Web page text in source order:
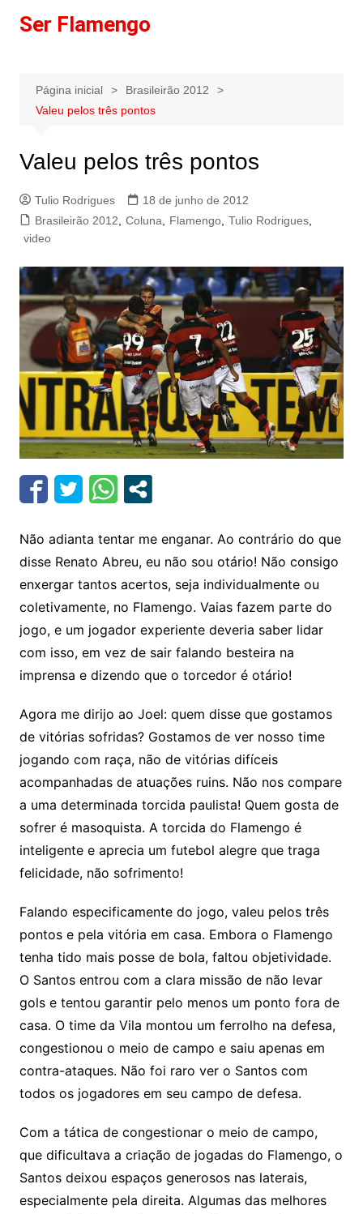
paraSer Flamengo
Página inicial
Brasileirão 2012
Valeu pelos três pontos
Valeu pelos três pontos
Tulio Rodrigues
18 de junho de 2012
Brasileirão 2012
Coluna Flamengo, Tulio Rodrigues,
video
Não adianta tentar me enganar. Ao contrário do que
disse Renato Abreu, eu não sou otário! Não consigo
enxergar tantos acertos, seja individualmente ou
coletivamente, no Flamengo. Vaias fazem parte do
jogo, e um jogador experiente deveria saber lidar
com isso, em vez de sair falando besteira na
imprensa e dizendo que o torcedor é otário!
Agora me dirijo ao Joel: quem disse que gostamos
de vitórias sofridas? Gostamos de ver nosso time
jogando com raça, não de vitórias difíceis
acompanhadas de atuações ruins. Não nos compare
a uma determinada torcida paulista! Quem gosta de
sofrer é masoquista. A torcida do Flamengo é
inteligente e aprecia um futebol alegre que traga
felicidade, não sofrimento!
Falando especificamente do jogo, valeu pelos três
pontos e pela vitória em casa. Embora o Flamengo
tenha tido mais posse de bola, faltou objetividade.
O Santos entrou com a clara missão de não levar
gols e tentou garantir pelo menos um ponto fora de
casa. O time da Vila montou um ferrolho na defesa,
congestionou o meio de campo e saiu apenas em
contra-ataques. Não foi raro ver o Santos com
todos os jogadores em seu campo de defesa.
Com a tática de congestionar o meio de campo,
que dificultava a criação de jogadas do Flamengo, o
Santos deixou espaços generosos nas laterais,
especialmente pela direita. Algumas das melhores